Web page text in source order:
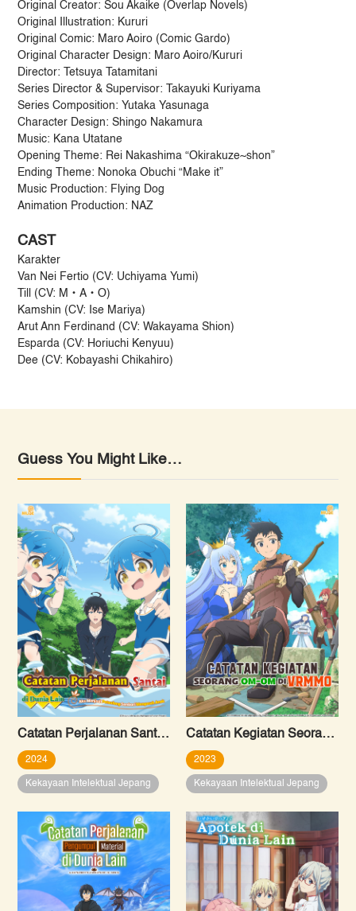
Original Creator: Sou Akaike (Overlap Novels)
Original Illustration: Kururi
Original Comic: Maro Aoiro (Comic Gardo)
Original Character Design: Maro Aoiro/Kururi
Director: Tetsuya Tatamitani
Series Director & Supervisor: Takayuki Kuriyama
Series Composition: Yutaka Yasunaga
Character Design: Shingo Nakamura
Music: Kana Utatane
Opening Theme: Rei Nakashima “Okirakuze~shon”
Ending Theme: Nonoka Obuchi “Make it”
Music Production: Flying Dog
Animation Production: NAZ
CAST
Karakter
Van Nei Fertio (CV: Uchiyama Yumi)
Till (CV: M・A・O)
Kamshin (CV: Ise Mariya)
Arut Ann Ferdinand (CV: Wakayama Shion)
Esparda (CV: Horiuchi Kenyuu)
Dee (CV: Kobayashi Chikahiro)
Guess You Might Like…
Catatan Perjalanan Santai di Dunia Lain: Aku Menjadi Petualang Sembari Mengasuh Anak
2024
Kekayaan Intelektual Jepang
Catatan Kegiatan Seorang Om-Om di VRMMO
2023
Kekayaan Intelektual Jepang